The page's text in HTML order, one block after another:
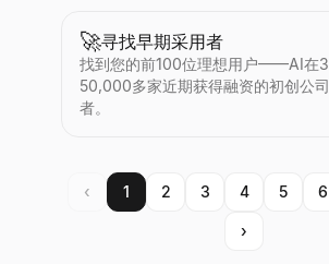
🚀寻找早期采用者
找到您的前100位理想用户——AI在
50,000多家近期获得融资的初创公
者。
‹ 1 2 3 4 5 6
›